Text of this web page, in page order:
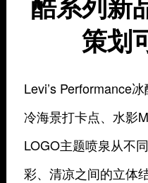
策划
Levi’s Performance
冷海景打卡点、水影
LOGO主题喷泉从不
彩、清凉之间的立体